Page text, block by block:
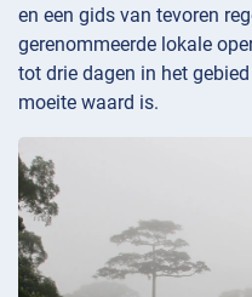
en een gids van tevoren
gerenommeerde lokale
tot drie dagen in het
moeite waard is.